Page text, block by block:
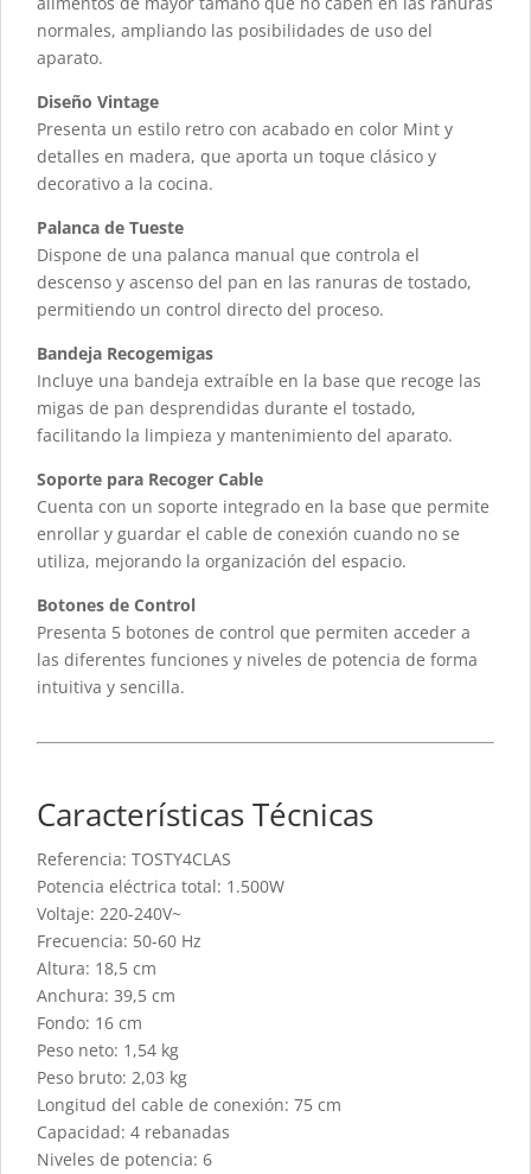
normales, ampliando las posibilidades de uso del
aparato.
Diseño Vintage
Presenta un estilo retro con acabado en color Mint y
detalles en madera, que aporta un toque clásico y
decorativo a la cocina.
Palanca de Tueste
Dispone de una palanca manual que controla el
descenso y ascenso del pan en las ranuras de tostado,
permitiendo un control directo del proceso.
Bandeja Recogemigas
Incluye una bandeja extraíble en la base que recoge las
migas de pan desprendidas durante el tostado,
facilitando la limpieza y mantenimiento del aparato.
Soporte para Recoger Cable
Cuenta con un soporte integrado en la base que permite
enrollar y guardar el cable de conexión cuando no se
utiliza, mejorando la organización del espacio.
Botones de Control
Presenta 5 botones de control que permiten acceder a
las diferentes funciones y niveles de potencia de forma
intuitiva y sencilla.
Características Técnicas
Referencia: TOSTY4CLAS
Potencia eléctrica total: 1.500W
Voltaje: 220-240V~
Frecuencia: 50-60 Hz
Altura: 18,5 cm
Anchura: 39,5 cm
Fondo: 16 cm
Peso neto: 1,54 kg
Peso bruto: 2,03 kg
Longitud del cable de conexión: 75 cm
Capacidad: 4 rebanadas
Niveles de potencia: 6